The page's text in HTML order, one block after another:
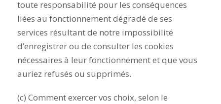
toute responsabilité pour les conséquences
liées au fonctionnement dégradé de ses
services résultant de notre impossibilité
d’enregistrer ou de consulter les cookies
nécessaires à leur fonctionnement et que vous
auriez refusés ou supprimés.
(c) Comment exercer vos choix, selon le